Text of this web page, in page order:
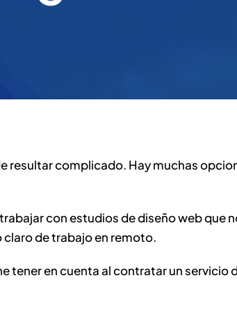
resultar complicado. Hay muchas
con estudios de diseño web que
de trabajo en remoto.
tener en cuenta al contratar un servicio